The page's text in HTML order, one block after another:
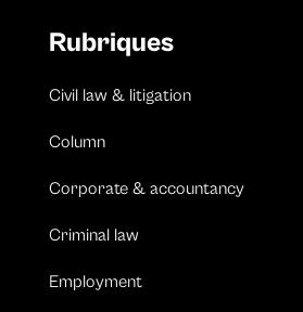
Rubriques
Civil law & litigation
Column
Corporate & accountancy
Criminal law
Employment